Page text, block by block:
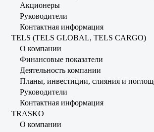
Акционеры
Руководители
Контактная информация
TELS (TELS GLOBAL, TELS CARGO)
О компании
Финансовые показатели
Деятельность компании
Планы, инвестиции, слияния и
Руководители
Контактная информация
TRASKO
О компании